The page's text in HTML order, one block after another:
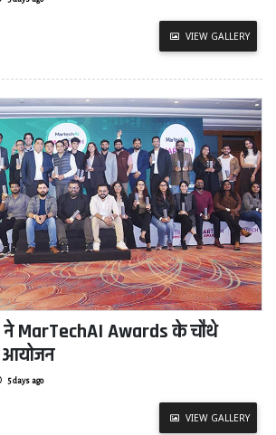
VIEW GALLERY
ने MarTechAI Awards के चौथे
आयोजन
5 days ago
VIEW GALLERY